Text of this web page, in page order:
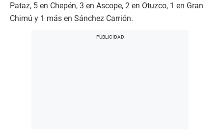
Pataz, 5 en Chepén, 3 en Ascope, 2 en Otuzco, 1 en Gran
Chimú y 1 más en Sánchez Carrión.